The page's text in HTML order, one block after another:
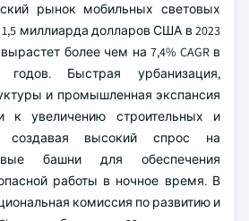
рынок мобильных световых
миллиарда долларов США в 2023
более чем на 7,4% CAGR в
годов. Быстрая урбанизация,
и промышленная экспансия
к увеличению строительных и
создавая высокий спрос на
башни для обеспечения
работы в ночное время. В
комиссия по развитию и